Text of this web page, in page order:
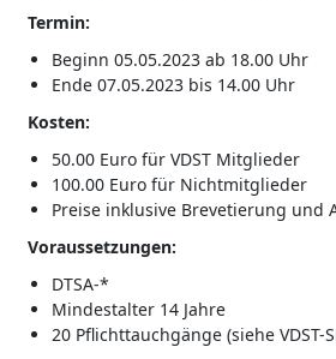
Termin:
Beginn 05.05.2023 ab 18.00 Uhr
Ende 07.05.2023 bis 14.00 Uhr
Kosten:
50.00 Euro für VDST Mitglieder
100.00 Euro für Nichtmitglieder
Preise inklusive Brevetierung und
Voraussetzungen:
DTSA-*
Mindestalter 14 Jahre
20 Pflichttauchgänge (siehe VDST-